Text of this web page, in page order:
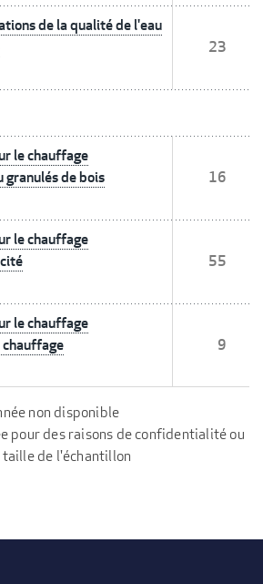
de la qualité de l'eau
23
le chauffage
granulés de bois
16
le chauffage
55
le chauffage
9
non disponible
pour des raisons de confidentialité ou
de l'échantillon